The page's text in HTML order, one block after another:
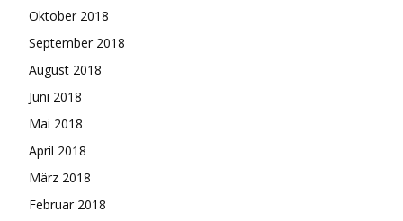
Oktober 2018
September 2018
August 2018
Juni 2018
Mai 2018
April 2018
März 2018
Februar 2018